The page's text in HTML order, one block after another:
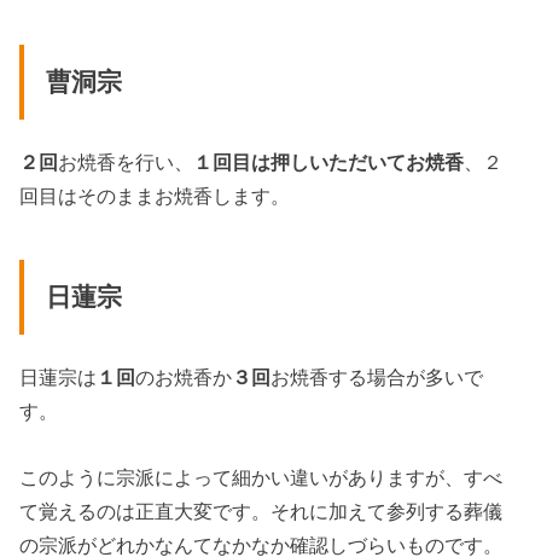
曹洞宗
２回 お焼香を行い、 １回目は押しいただいてお焼香 、２
回目はそのままお焼香します。
日蓮宗
日蓮宗は １回のお焼香か ３回 お焼香する場合が多いで
す。
このように宗派によって細かい違いがありますが、すべ
て覚えるのは正直大変です。それに加えて参列する葬儀
の宗派がどれかなんてなかなか確認しづらいものです。